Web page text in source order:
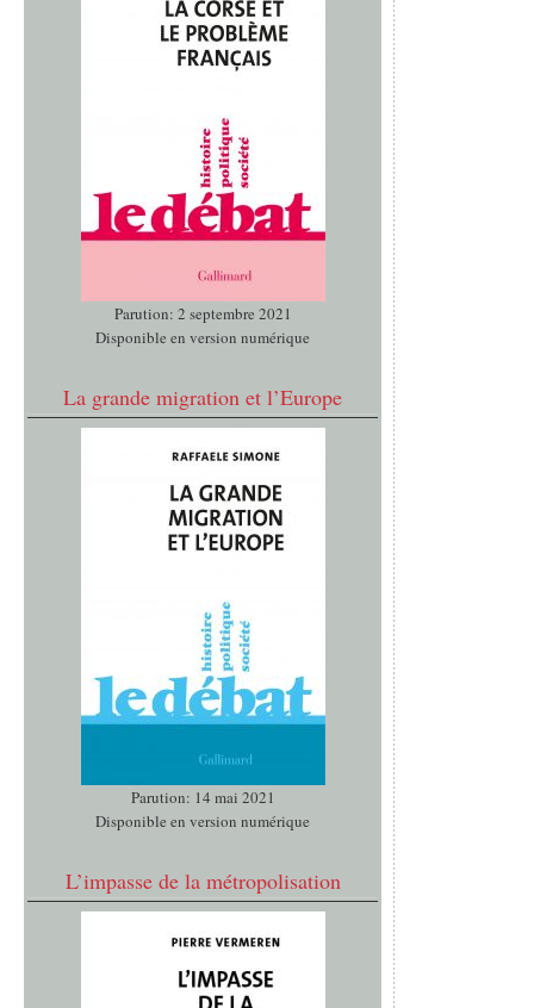
Parution: 2 septembre 2021
Disponible en version numérique
La grande migration et l’Europe
Parution: 14 mai 2021
Disponible en version numérique
L’impasse de la métropolisation